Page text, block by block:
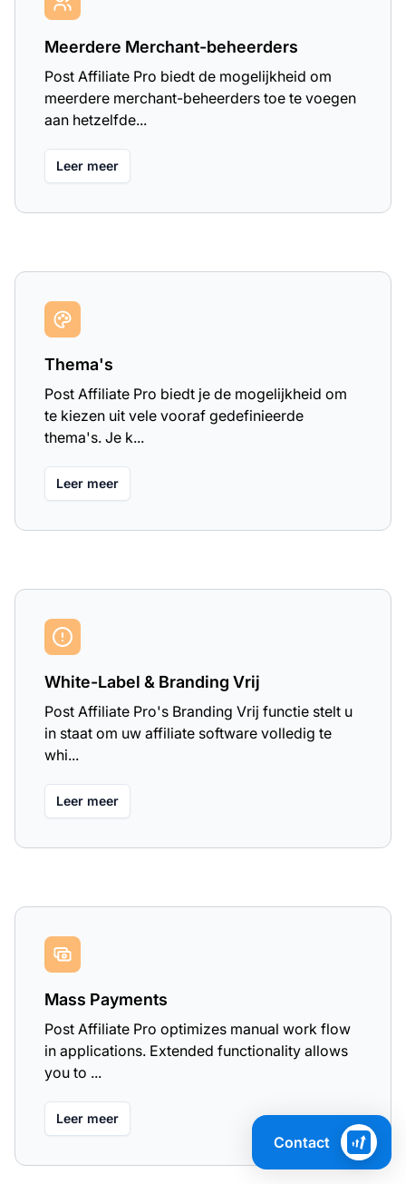
Meerdere Merchant-beheerders
Post Affiliate Pro biedt de mogelijkheid om
meerdere merchant-beheerders toe te voegen
aan hetzelfde...
Leer meer
Thema's
Post Affiliate Pro biedt je de mogelijkheid om
te kiezen uit vele vooraf gedefinieerde
thema's. Je k...
Leer meer
White-Label & Branding Vrij
Post Affiliate Pro's Branding Vrij functie stelt u
in staat om uw affiliate software volledig te
whi...
Leer meer
Mass Payments
Post Affiliate Pro optimizes manual work flow
in applications. Extended functionality allows
you to ...
Leer meer
Contact